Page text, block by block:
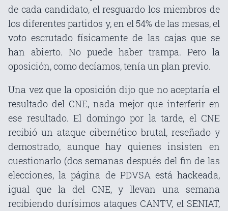
de cada candidato, el resguardo los miembros de
los diferentes partidos y, en el 54% de las mesas, el
voto escrutado físicamente de las cajas que se
han abierto. No puede haber trampa. Pero la
oposición, como decíamos, tenía un plan previo.
Una vez que la oposición dijo que no aceptaría el
resultado del CNE, nada mejor que interferir en
ese resultado. El domingo por la tarde, el CNE
recibió un ataque cibernético brutal, reseñado y
demostrado, aunque hay quienes insisten en
cuestionarlo (dos semanas después del fin de las
elecciones, la página de PDVSA está hackeada,
igual que la del CNE, y llevan una semana
recibiendo durísimos ataques CANTV, el SENIAT,